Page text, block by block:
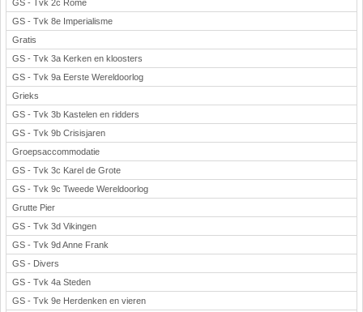
GS - Tvk 2c Rome
GS - Tvk 8e Imperialisme
Gratis
GS - Tvk 3a Kerken en kloosters
GS - Tvk 9a Eerste Wereldoorlog
Grieks
GS - Tvk 3b Kastelen en ridders
GS - Tvk 9b Crisisjaren
Groepsaccommodatie
GS - Tvk 3c Karel de Grote
GS - Tvk 9c Tweede Wereldoorlog
Grutte Pier
GS - Tvk 3d Vikingen
GS - Tvk 9d Anne Frank
GS - Divers
GS - Tvk 4a Steden
GS - Tvk 9e Herdenken en vieren